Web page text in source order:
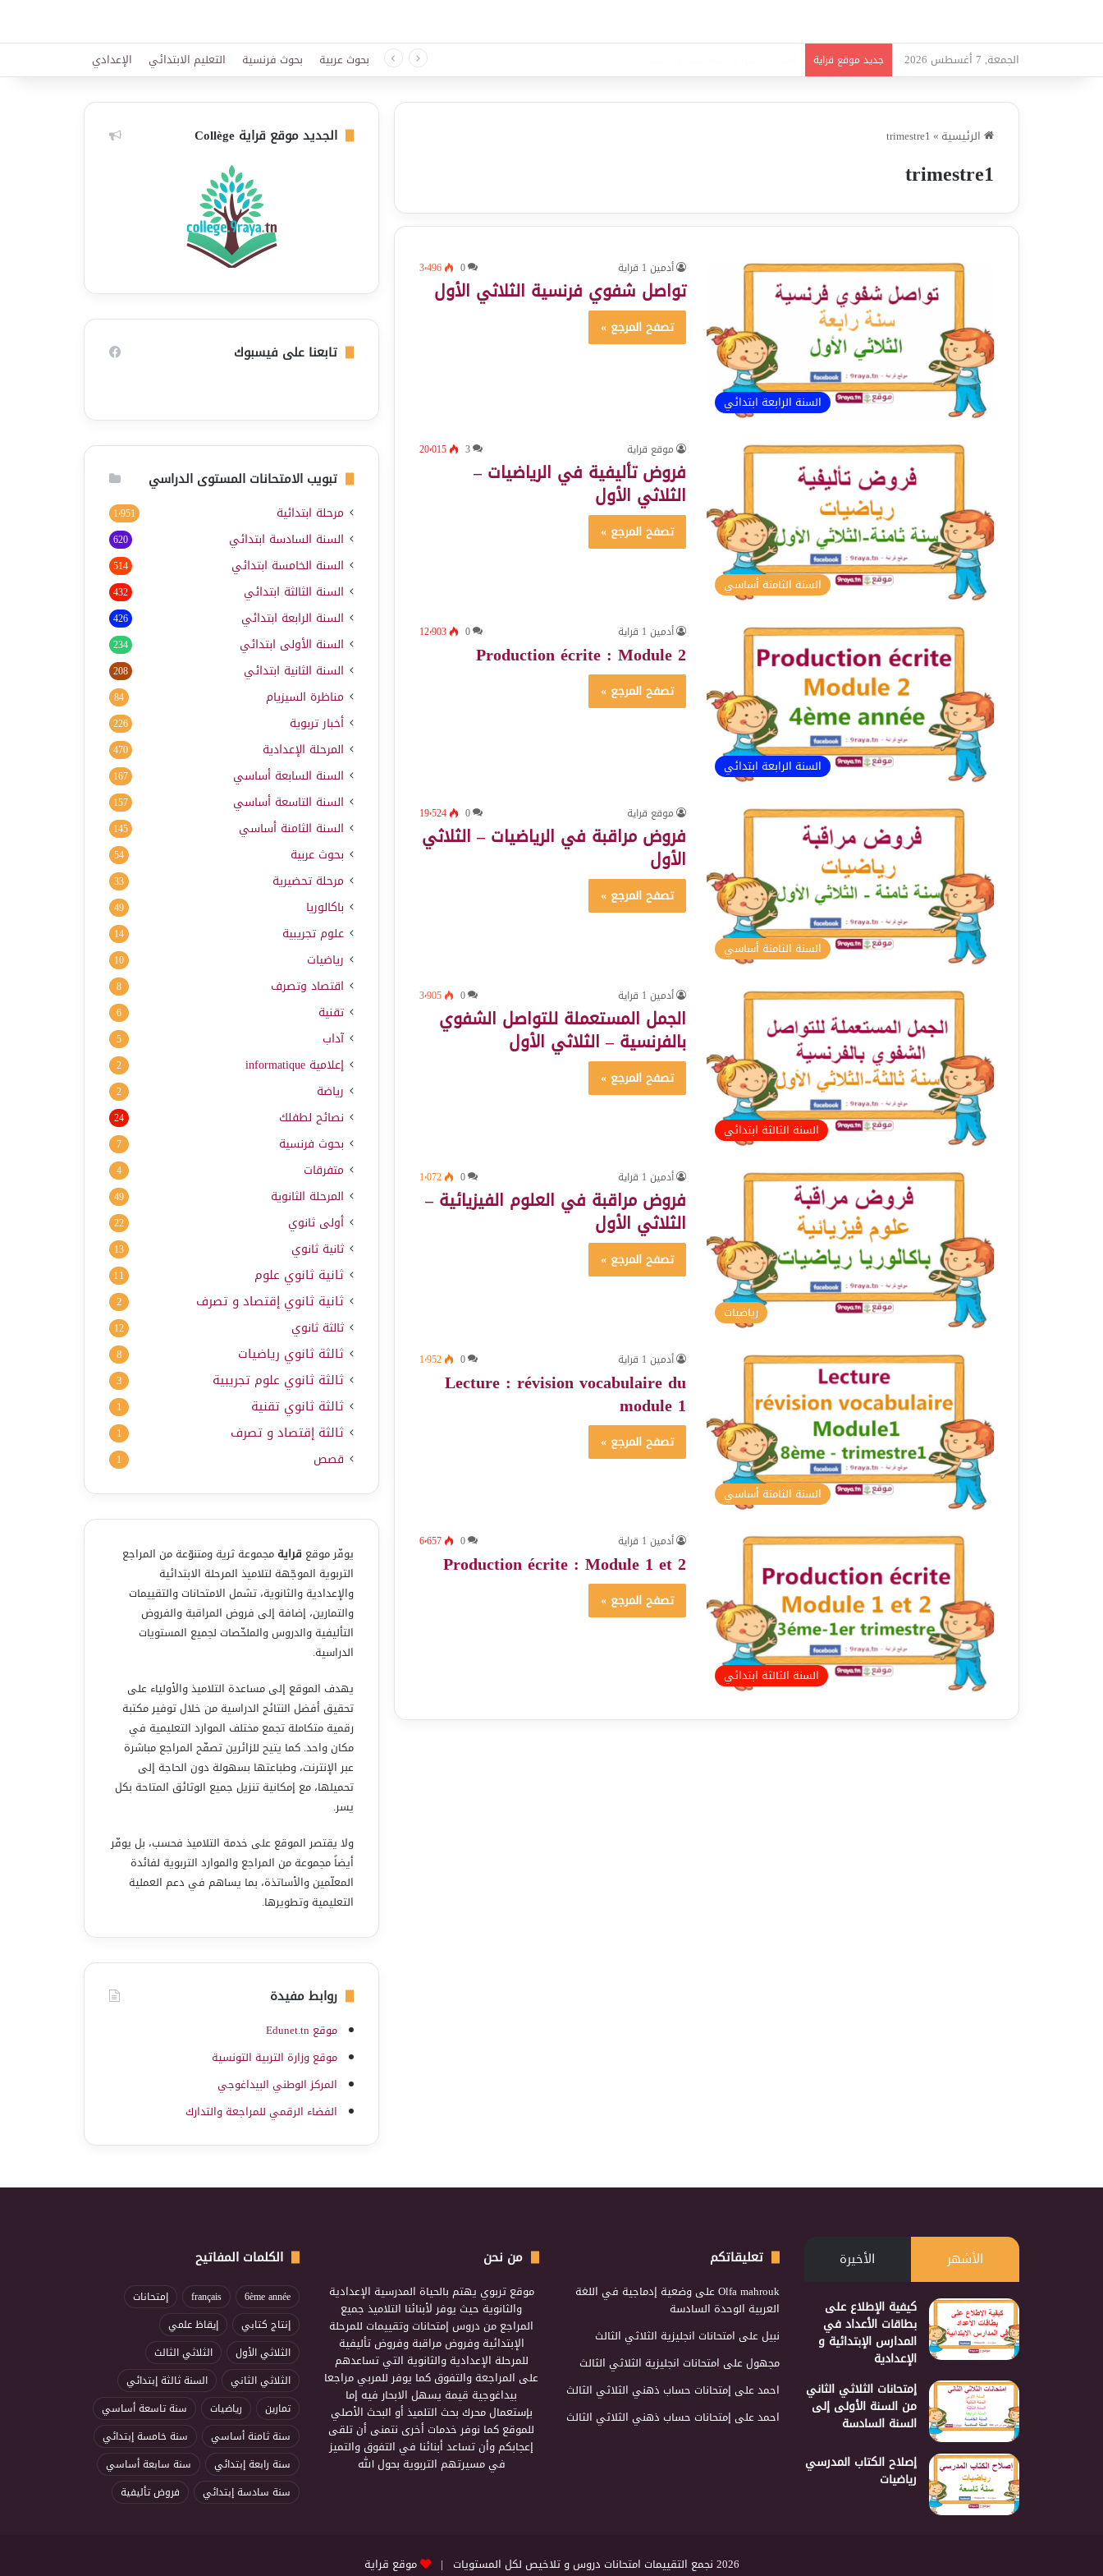
الجمعة, 7 أغسطس 2026 جديد موقع قراية بحوث عربية بحوث فرنسية التعليم الابتدائي الإعدادي
الرئيسية »
trimestre1
trimestre1
السنة الرابعة ابتدائي
أدمين 1 قراية 0 3٬496
تواصل شفوي فرنسية الثلاثي الأول
تصفح المرجع »
السنة الثامنة أساسي
موقع قراية 3 20٬015
فروض تأليفية في الرياضيات –
الثلاثي الأول
تصفح المرجع »
السنة الرابعة ابتدائي
أدمين 1 قراية 0 12٬903
Production écrite : Module 2
تصفح المرجع »
السنة الثامنة أساسي
موقع قراية 0 19٬524
فروض مراقبة في الرياضيات – الثلاثي
الأول
تصفح المرجع »
السنة الثالثة ابتدائي
أدمين 1 قراية 0 3٬905
الجمل المستعملة للتواصل الشفوي
بالفرنسية – الثلاثي الأول
تصفح المرجع »
رياضيات
أدمين 1 قراية 0 1٬072
فروض مراقبة في العلوم الفيزيائية –
الثلاثي الأول
تصفح المرجع »
السنة الثامنة أساسي
أدمين 1 قراية 0 1٬952
Lecture : révision vocabulaire du
module 1
تصفح المرجع »
السنة الثالثة ابتدائي
أدمين 1 قراية 0 6٬657
Production écrite : Module 1 et 2
تصفح المرجع »
الجديد موقع قراية Collège
تابعنا على فيسبوك
تبويب الامتحانات المستوى الدراسي
مرحلة ابتدائية 1٬951
السنة السادسة ابتدائي 620
السنة الخامسة ابتدائي 514
السنة الثالثة ابتدائي 432
السنة الرابعة ابتدائي 426
السنة الأولى ابتدائي 234
السنة الثانية ابتدائي 208
مناظرة السيزيام 84
أخبار تربوية 226
المرحلة الإعدادية 470
السنة السابعة أساسي 167
السنة التاسعة أساسي 157
السنة الثامنة أساسي 145
بحوث عربية 54
مرحلة تحضيرية 33
باكالوريا 49
علوم تجريبية 14
رياضيات 10
اقتصاد وتصرف 8
تقنية 6
آداب 5
إعلامية informatique
2
رياضة 2
نصائح لطفلك 24
بحوث فرنسية 7
متفرقات 4
المرحلة الثانوية 49
أولى ثانوي 22
ثانية ثانوي 13
ثانية ثانوي علوم 11
ثانية ثانوي إقتصاد و تصرف 2
ثالثة ثانوي 12
ثالثة ثانوي رياضيات 8
ثالثة ثانوي علوم تجريبية 3
ثالثة ثانوي تقنية 1
ثالثة إقتصاد و تصرف 1
قصص 1
يوفّر موقع قرايةمجموعة ثرية ومتنوّعة من المراجع
التربوية الموجّهة لتلاميذ المرحلة الابتدائية
والإعدادية والثانوية، تشمل الامتحانات والتقييمات
والتمارين، إضافة إلى فروض المراقبة والفروض
التأليفية والدروس والملخّصات لجميع المستويات
الدراسية.
يهدف الموقع إلى مساعدة التلاميذ والأولياء على
تحقيق أفضل النتائج الدراسية من خلال توفير مكتبة
رقمية متكاملة تجمع مختلف الموارد التعليمية في
مكان واحد. كما يتيح للزائرين تصفّح المراجع مباشرة
عبر الإنترنت، وطباعتها بسهولة دون الحاجة إلى
تحميلها، مع إمكانية تنزيل جميع الوثائق المتاحة بكل
يسر.
ولا يقتصر الموقع على خدمة التلاميذ فحسب، بل يوفّر
أيضاً مجموعة من المراجع والموارد التربوية لفائدة
المعلّمين والأساتذة، بما يساهم في دعم العملية
التعليمية وتطويرها.
روابط مفيدة
موقع Edunet.tn
موقع وزارة التربية التونسية
المركز الوطني البيداغوجي
الفضاء الرقمي للمراجعة والتدارك
الأشهر الأخيرة
كيفية الإطلاع على
بطاقات الأعداد في
المدارس الإبتدائية و
الإعدادية
إمتحانات الثلاثي الثاني
من السنة الأولى إلى
السنة السادسة
إصلاح الكتاب المدرسي
رياضيات
تعليقاتكم
Olfa mahroukعلىوضعية إدماجية في اللغة
العربية الوحدة السادسة
نبيلعلى امتحانات انجليزية الثلاثي الثالث
مجهولعلى امتحانات انجليزية الثلاثي الثالث
احمدعلى إمتحانات حساب ذهني الثلاثي الثالث
احمدعلى إمتحانات حساب ذهني الثلاثي الثالث
من نحن
موقع تربوي يهتم بالحياة المدرسية الإعدادية
والثانوية حيث يوفر لأبنائنا التلاميذ جميع
المراجع من دروس إمتحانات وتقييمات للمرحلة
الإبتدائية وفروض مراقبة وفروض تأليفية
للمرحلة الإعدادية والثانوية التي تساعدهم
على المراجعة والتفوق كما يوفر للمربي مراجعا
بيداغوجية قيمة يسهل الابحار فيه إما
بإستعمال محرك بحث التلميذ أو البحث الأصلي
للموقع كما نوفر خدمات أخرى نتمنى أن تلقى
إعجابكم وأن تساعد أبنائنا في التفوق والتميز
في مسيرتهم التربوية بحول الله
الكلمات المفاتيح
6ème année
français
إمتحانات
إنتاج كتابي
إيقاظ علمي
الثلاثي الأول
الثلاثي الثالث
الثلاثي الثاني
السنة ثالثة إبتدائي
تمارين
رياضيات
سنة تاسعة أساسي
سنة ثامنة أساسي
سنة خامسة إبتدائي
سنة رابعة إبتدائي
سنة سابعة أساسي
سنة سادسة إبتدائي
فروض تأليفية
2026 نجمع التقييمات امتحانات دروس و تلاخيص لكل المستويات | موقع قراية